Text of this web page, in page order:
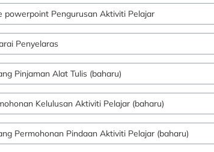
powerpoint Pengurusan Aktiviti Pelajar
Penyelaras
Pinjaman Alat Tulis (baharu)
Kelulusan Aktiviti Pelajar (baharu)
Permohonan Pindaan Aktiviti Pelajar (baharu)